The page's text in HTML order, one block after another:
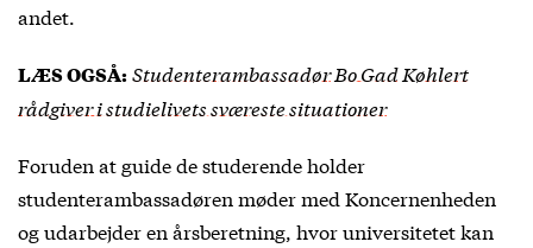
andet.
LÆS OGSÅ:Studenterambassadør Bo Gad Køhlert
rådgiver i studielivets sværeste situationer
Foruden at guide de studerende holder
studenterambassadøren møder med Koncernenheden
og udarbejder en årsberetning, hvor universitetet kan